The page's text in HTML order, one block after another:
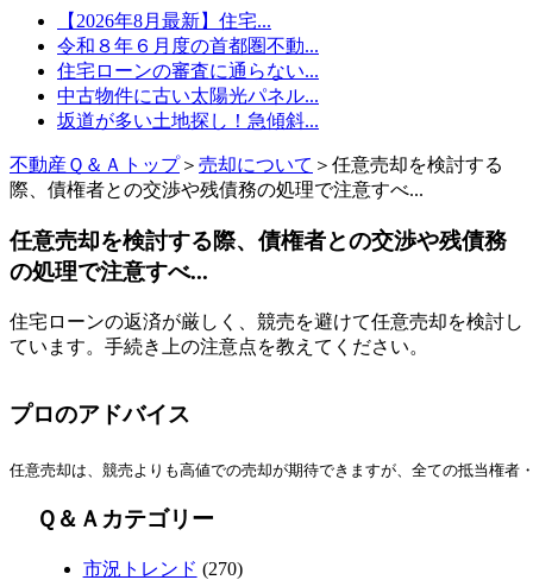
【2026年8月最新】住宅...
令和８年６月度の首都圏不動...
住宅ローンの審査に通らない...
中古物件に古い太陽光パネル...
坂道が多い土地探し！急傾斜...
不動産Ｑ＆Ａトップ＞ 売却について ＞任意売却を検討する
際、債権者との交渉や残債務の処理で注意すべ...
任意売却を検討する際、債権者との交渉や残債務
の処理で注意すべ...
住宅ローンの返済が厳しく、競売を避けて任意売却を検討し
ています。手続き上の注意点を教えてください。
プロのアドバイス
任意売却は、競売よりも高値での売却が期待できますが、全ての抵当権
Ｑ＆Ａカテゴリー
市況トレンド (270)